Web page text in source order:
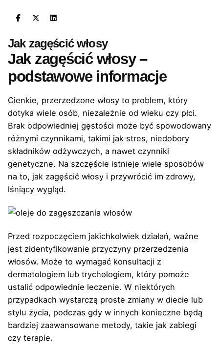
Jak zagęścić włosy
Jak zagęścić włosy –
podstawowe informacje
Cienkie, przerzedzone włosy to problem, który
dotyka wiele osób, niezależnie od wieku czy płci.
Brak odpowiedniej gęstości może być spowodowany
różnymi czynnikami, takimi jak stres, niedobory
składników odżywczych, a nawet czynniki
genetyczne. Na szczęście istnieje wiele sposobów
na to, jak zagęścić włosy i przywrócić im zdrowy,
lśniący wygląd.
Przed rozpoczęciem jakichkolwiek działań, ważne
jest zidentyfikowanie przyczyny przerzedzenia
włosów. Może to wymagać konsultacji z
dermatologiem lub trychologiem, który pomoże
ustalić odpowiednie leczenie. W niektórych
przypadkach wystarczą proste zmiany w diecie lub
stylu życia, podczas gdy w innych konieczne będą
bardziej zaawansowane metody, takie jak zabiegi
czy terapie.